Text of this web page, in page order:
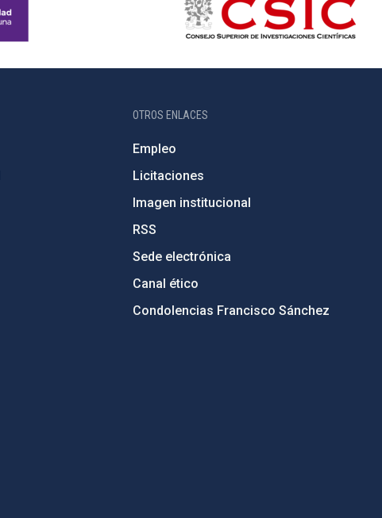
OTROS ENLACES
Empleo
Licitaciones
Imagen institucional
RSS
Sede electrónica
Canal ético
Condolencias Francisco Sánchez